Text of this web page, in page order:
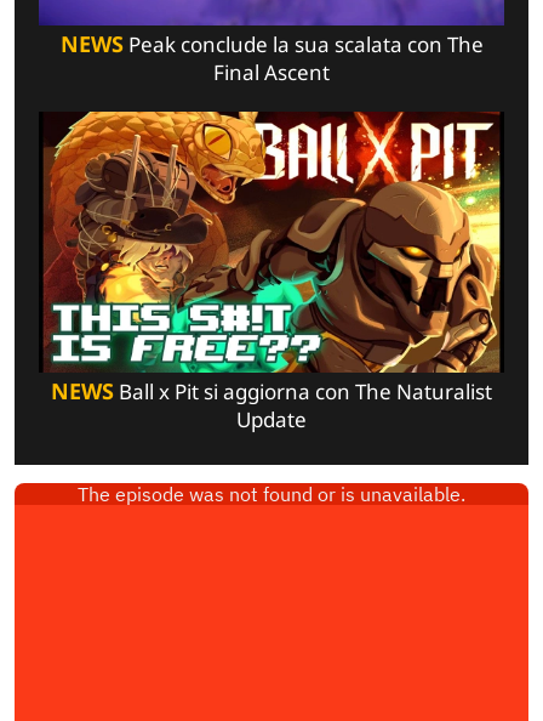
NEWSPeak conclude la sua scalata con The
Final Ascent
NEWS Ball x Pit si aggiorna con The Naturalist
Update